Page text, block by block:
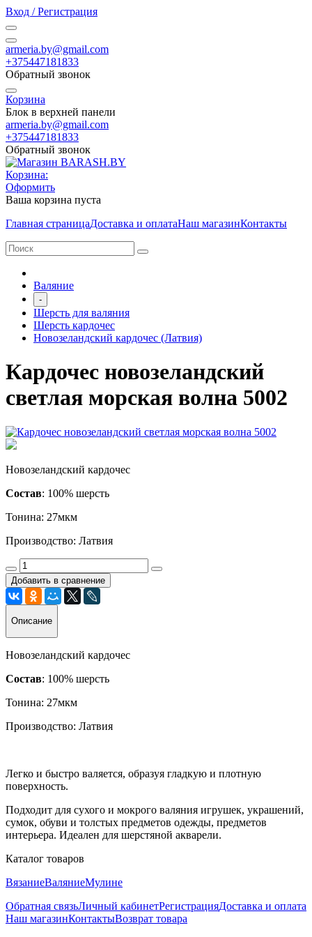
Вход / Регистрация
armeria.by@gmail.com
+375447181833
Обратный звонок
Корзина
Блок в верхней панели
armeria.by@gmail.com
+375447181833
Обратный звонок
Корзина:
Оформить
Ваша корзина пуста
Главная страницаДоставка и оплатаНаш магазинКонтакты
Валяние
-
Шерсть для валяния
Шерсть кардочес
Новозеландский кардочес (Латвия)
Кардочес новозеландский
светлая морская волна 5002
Новозеландский кардочес
Состав: 100% шерсть
Тонина: 27мкм
Производство: Латвия
Добавить в сравнение
Описание
Новозеландский кардочес
Состав: 100% шерсть
Тонина: 27мкм
Производство: Латвия
Легко и быстро валяется, образуя гладкую и плотную
поверхность.
Подходит для сухого и мокрого валяния игрушек, украшений,
сумок, обуви и толстых предметов одежды, предметов
интерьера. Идеален для шерстяной акварели.
Каталог товаров
ВязаниеВаляниеМулине
Обратная связьЛичный кабинетРегистрацияДоставка и оплата
Наш магазинКонтактыВозврат товара